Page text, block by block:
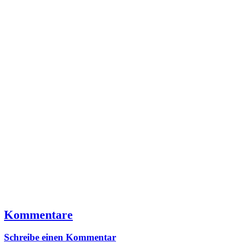
Kommentare
Schreibe einen Kommentar